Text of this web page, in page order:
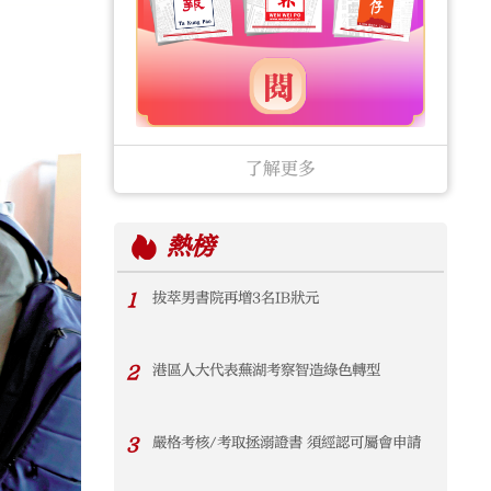
了解更多
熱榜
1 拔萃男書院再增3名IB狀元
2 港區人大代表蕪湖考察智造綠色轉型
3 嚴格考核/考取拯溺證書 須經認可屬會申請